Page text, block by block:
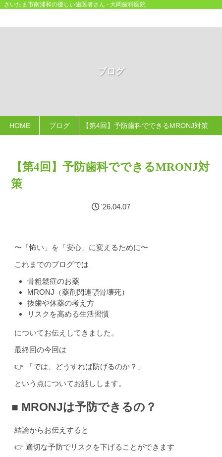
さいたま市南浦和の優しい歯医者さん - 大岡歯科医院
ブログ
HOME ブログ 【第4回】予防歯科でできるMRONJ対策
【第4回】予防歯科でできるMRONJ対
策
'26.04.07
〜「怖い」を「安心」に変えるために〜
これまでのブログでは
骨粗鬆症のお薬
MRONJ（薬剤関連顎骨壊死）
抜歯や休薬の考え方
リスクを高める生活習慣
についてお伝えしてきました。
最終回の今回は
👉 「では、どうすれば防げるのか？」
という点についてお話しします。
■ MRONJは予防できるの？
結論からお伝えすると
👉 適切な予防でリスクを下げることができます